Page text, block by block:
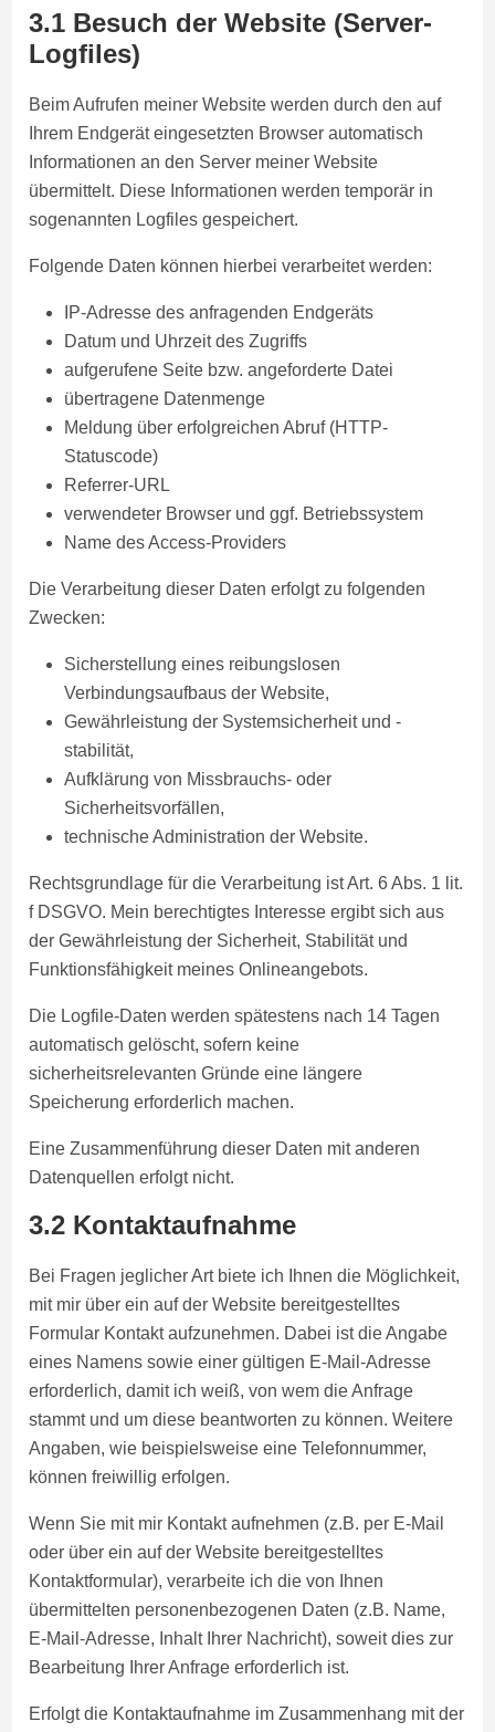
3.1 Besuch der Website (Server-
Logfiles)
Beim Aufrufen meiner Website werden durch den auf
Ihrem Endgerät eingesetzten Browser automatisch
Informationen an den Server meiner Website
übermittelt. Diese Informationen werden temporär in
sogenannten Logfiles gespeichert.
Folgende Daten können hierbei verarbeitet werden:
IP-Adresse des anfragenden Endgeräts
Datum und Uhrzeit des Zugriffs
aufgerufene Seite bzw. angeforderte Datei
übertragene Datenmenge
Meldung über erfolgreichen Abruf (HTTP-
Statuscode)
Referrer-URL
verwendeter Browser und ggf. Betriebssystem
Name des Access-Providers
Die Verarbeitung dieser Daten erfolgt zu folgenden
Zwecken:
Sicherstellung eines reibungslosen
Verbindungsaufbaus der Website,
Gewährleistung der Systemsicherheit und -
stabilität,
Aufklärung von Missbrauchs- oder
Sicherheitsvorfällen,
technische Administration der Website.
Rechtsgrundlage für die Verarbeitung ist Art. 6 Abs. 1 lit.
f DSGVO. Mein berechtigtes Interesse ergibt sich aus
der Gewährleistung der Sicherheit, Stabilität und
Funktionsfähigkeit meines Onlineangebots.
Die Logfile-Daten werden spätestens nach 14 Tagen
automatisch gelöscht, sofern keine
sicherheitsrelevanten Gründe eine längere
Speicherung erforderlich machen.
Eine Zusammenführung dieser Daten mit anderen
Datenquellen erfolgt nicht.
3.2 Kontaktaufnahme
Bei Fragen jeglicher Art biete ich Ihnen die Möglichkeit,
mit mir über ein auf der Website bereitgestelltes
Formular Kontakt aufzunehmen. Dabei ist die Angabe
eines Namens sowie einer gültigen E-Mail-Adresse
erforderlich, damit ich weiß, von wem die Anfrage
stammt und um diese beantworten zu können. Weitere
Angaben, wie beispielsweise eine Telefonnummer,
können freiwillig erfolgen.
Wenn Sie mit mir Kontakt aufnehmen (z.B. per E-Mail
oder über ein auf der Website bereitgestelltes
Kontaktformular), verarbeite ich die von Ihnen
übermittelten personenbezogenen Daten (z.B. Name,
E-Mail-Adresse, Inhalt Ihrer Nachricht), soweit dies zur
Bearbeitung Ihrer Anfrage erforderlich ist.
Erfolgt die Kontaktaufnahme im Zusammenhang mit der